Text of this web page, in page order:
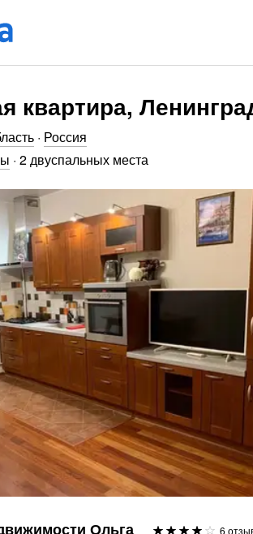
квартира,
· Россия
· 2 двуспальных места
Ольга 6